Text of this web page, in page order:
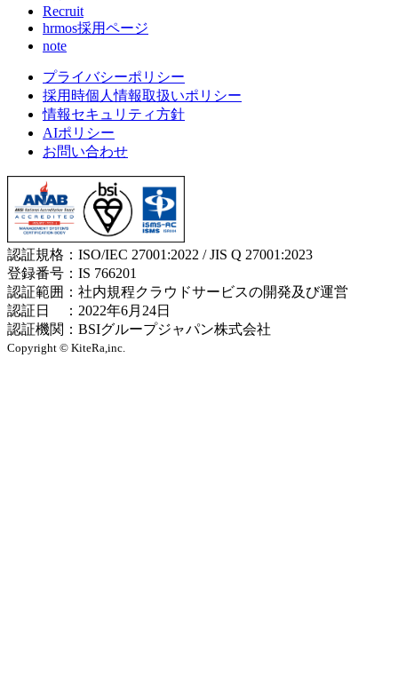
Recruit
hrmos採用ページ
note
プライバシーポリシー
採用時個人情報取扱いポリシー
情報セキュリティ方針
AIポリシー
お問い合わせ
認証規格：ISO/IEC 27001:2022 / JIS Q 27001:2023
登録番号：IS 766201
認証範囲：社内規程クラウドサービスの開発及び運営
認証日 ：2022年6月24日
認証機関：BSIグループジャパン株式会社
Copyright © KiteRa,inc.